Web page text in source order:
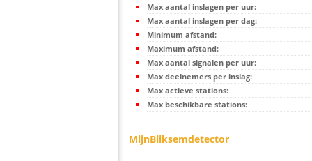
Max aantal inslagen per uur:
Max aantal inslagen per dag:
Minimum afstand:
Maximum afstand:
Max aantal signalen per uur:
Max deelnemers per inslag:
Max actieve stations:
Max beschikbare stations:
MijnBliksemdetector